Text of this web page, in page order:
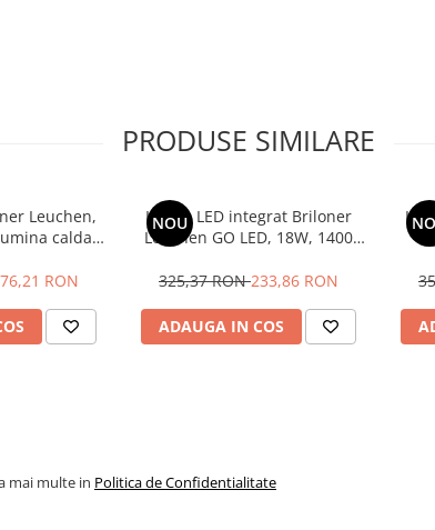
PRODUSE SIMILARE
Leuchen,
calda
RON
NOU
Lustra LED integrat Briloner
Leuchen GO LED, 18W, 1400
RA>80, 78,2X12x11 cm, Argintiu
325,37 RON233,86 RON
ADAUGA IN COS
mai multe in Politica de Confidentialitate